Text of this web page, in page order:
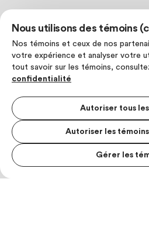
Nous utilisons des témoins
Nos témoins et ceux de nos
votre expérience et analyser votre
tout savoir sur les témoins,
confidentialité
Autoriser tous
Autoriser les
Gérer les